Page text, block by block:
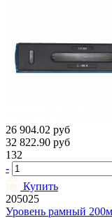
26 904.02 руб
32 822.90 руб
132
-
Купить
205025
Уровень рамный